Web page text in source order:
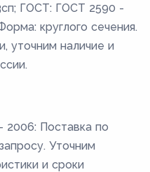
ГОСТ: ГОСТ 2590 -
круглого сечения.
уточним наличие и
2006: Поставка по
Уточним
и сроки